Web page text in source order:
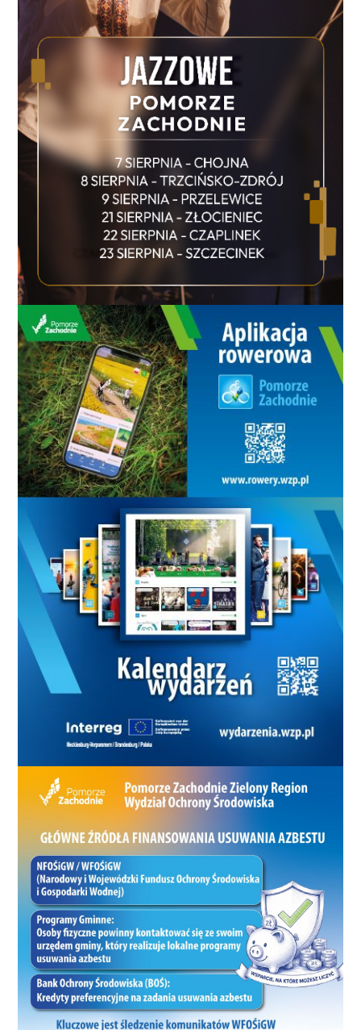
wydaje mi się, aby teraz mieli powody do
zadowolenia. Najwyraźniej nie są w stanie wzbudzić
zaufania wyborców. - Wyniki sondy potwierdzają, że
SLD ma stabilny elektorat – mówi Adam Ostaszewski,
przewodniczący SLD w Koszalinie – Sondaż pokazuje,
że nasze notowania pomału rosną. Odzyskujemy
zaufanie wyborców. Wszystko wskazuje na to, że w
wyborach samorządowych liczyć się będą tylko trzy
ugrupowania. Na dodatek żadne z nich nie będzie w
stanie utworzyć większości w radzie. Konieczna
będzie zatem koalicja. Nadmienię, że jesteśmy
otwarci na współprace, ale najważniejsze są
zagadnienia programowe, w których musimy się
zgadzać z ewentualnym partnerem. Jeśli chodzi o
wyniki kandydatury na stanowisko prezydenta
uważam, że mój wynik jest, jak na ten moment
zadowalający. Jestem na stanowisku szefa partii w
regionie dopiero dwa lata, a od niewiele ponad
siedmiu miesięcy oficjalnie występuję jako
kandydat w wyborach. Obecnie urzędujący
prezydent ma zdecydowanie łatwiej, jeśli chodzi o
promocje swojej osoby. Często bywa z racji
wykonywanej funkcji w mediach. Zaskoczyły mnie
notowania Artura Wezgraja, gdyż stracił przez cztery
lata niemal trzydzieści procent poparcia. To na
prawdę ogromny spadek. Deklaracje poparcia
kandydatów na prezydenta Koszalina: Piotr
Jedliński 49,2Artur Wezgraj 23,7 Adam Ostaszewski
10,3Anna Mętlewicz 8,4 Ktoś inny 8,4 Poparcie dla
partii i stowarzyszeń politycznych: Platforma
Obywatelska – 35,9 proc.Lepszy Koszalin – 17, 6
proc.Prawo i Sprawiedliwość – 16,6 proc. Sojusz
Lewicy Demokratycznej – 15,3 proc.Nowa Prawica –
5,0 proc.Twój Ruch – 4,3 proc.Polskie Stronnictwo
Ludowe – 1,3 proc.Solidarna Polska – 1,0 proc.Polska
Razem – 0,3 proc.Polska Jest Najważniejsza – 0,3
proc. Ocena działalności urzędującego prezydenta: